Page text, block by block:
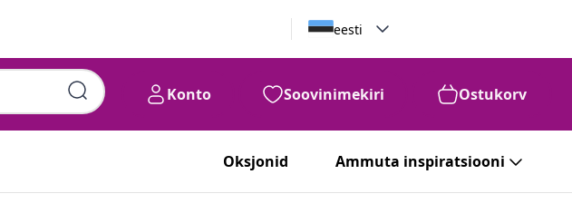
eesti
Konto Soovinimekiri Ostukorv
Oksjonid Ammuta inspiratsiooni